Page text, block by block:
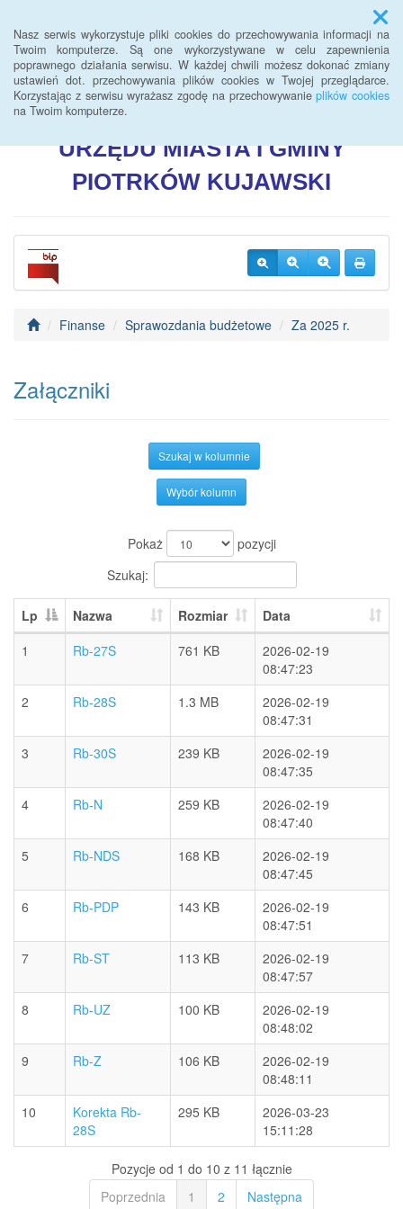
Nasz serwis wykorzystuje pliki cookies do przechowywania informacji na
Twoim komputerze. Są one wykorzystywane w celu zapewnienia
poprawnego działania serwisu. W każdej chwili możesz dokonać zmiany
ustawień dot. przechowywania plików cookies w Twojej przeglądarce.
Korzystając z serwisu wyrażasz zgodę na przechowywanieplików cookies
na Twoim komputerze.
Menu
BIULETYN INFORMACJI
URZĘDUMIASTA I GMINY
PIOTRKÓW KUJAWSKI
Finanse Sprawozdania budżetowe Za 2025 r.
Załączniki
Szukaj w kolumnie
Wybór kolumn
Pokaż
pozycji
Szukaj:
Lp Nazwa Rozmiar
Data
1
Rb-27S 761 KB
2026-02-19
08:47:23
2
Rb-28S 1.3 MB
2026-02-19
08:47:31
3
Rb-30S 239 KB
2026-02-19
08:47:35
4
Rb-N 259 KB
2026-02-19
08:47:40
5
Rb-NDS 168 KB
2026-02-19
08:47:45
6
Rb-PDP 143 KB
2026-02-19
08:47:51
7
Rb-ST 113 KB
2026-02-19
08:47:57
8
Rb-UZ 100 KB
2026-02-19
08:48:02
9
Rb-Z 106 KB
2026-02-19
08:48:11
10
Korekta Rb-
28S
295 KB
2026-03-23
15:11:28
Pozycje od 1 do 10 z 11 łącznie
Poprzednia
1 2 Następna